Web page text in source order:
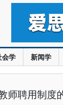
会学 新闻学
师聘用制度